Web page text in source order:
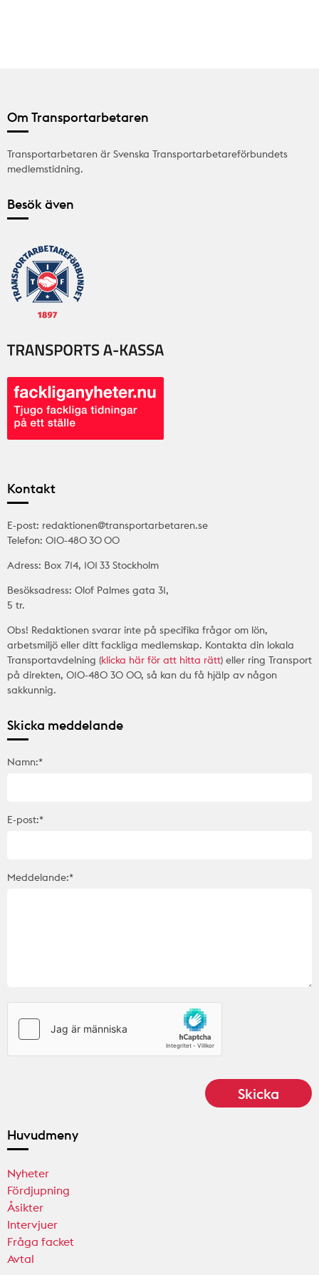
Om Transportarbetaren
Transportarbetaren är Svenska Transportarbetareförbundets
medlemstidning.
Besök även
Kontakt
E-post: redaktionen@transportarbetaren.se
Telefon: 010-480 30 00
Adress: Box 714, 101 33 Stockholm
Besöksadress: Olof Palmes gata 31,
5 tr.
Obs! Redaktionen svarar inte på specifika frågor om lön,
arbetsmiljö eller ditt fackliga medlemskap. Kontakta din lokala
Transportavdelning (klicka här för att hitta rätt) eller ring Transport
på direkten, 010-480 30 00, så kan du få hjälp av någon
sakkunnig.
Skicka meddelande
Namn:*
E-post:*
Meddelande:*
Huvudmeny
Nyheter
Fördjupning
Åsikter
Intervjuer
Fråga facket
Avtal